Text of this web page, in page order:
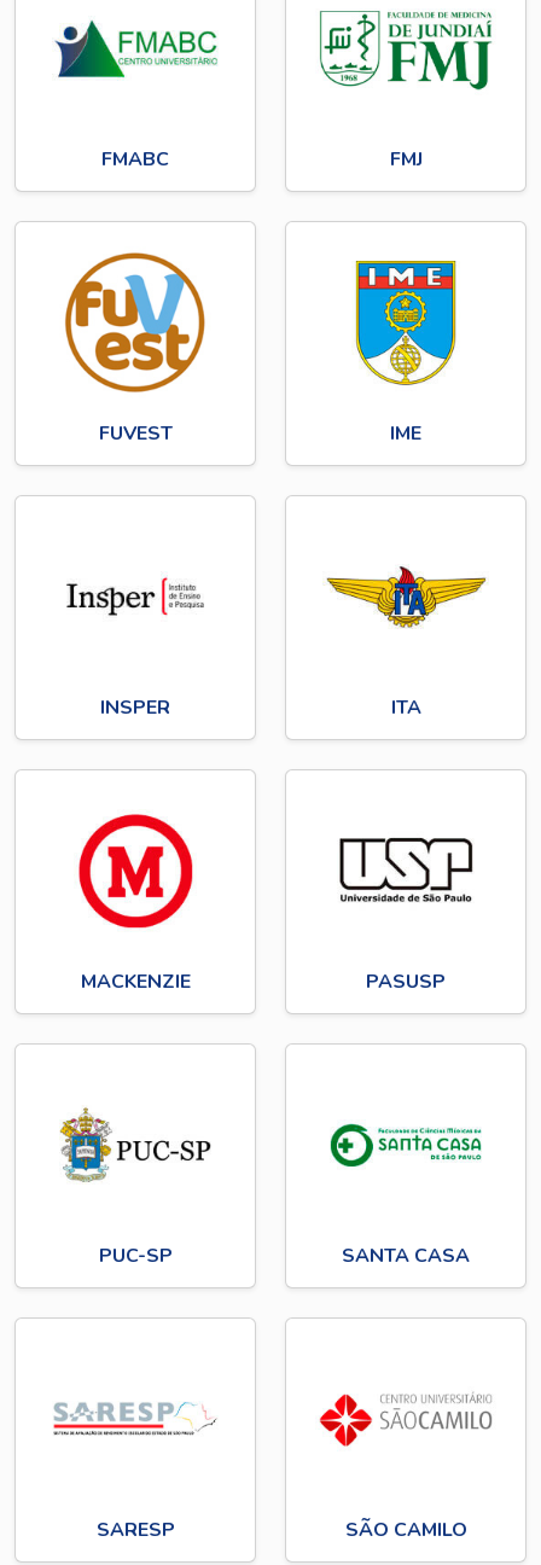
FMABC FMJ
FUVEST IME
INSPER ITA
MACKENZIE PASUSP
PUC-SP SANTA CASA
SARESP SÃO CAMILO